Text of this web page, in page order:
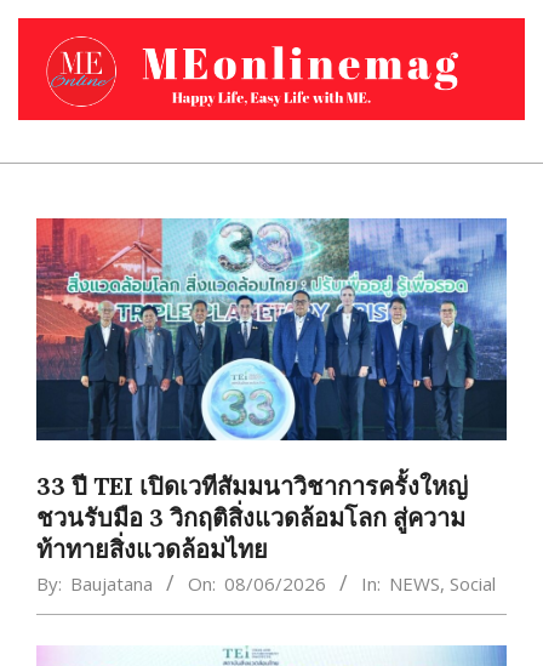
Skip
content
Primary
33 ปี TEI เปิดเวทีสัมมนาวิชาการครั้งใหญ่
ชวนรับมือ 3 วิกฤติสิ่งแวดล้อมโลก สู่ความ
ท้าทายสิ่งแวดล้อมไทย
By: Baujatana On: 08/06/2026 In: NEWS, Social